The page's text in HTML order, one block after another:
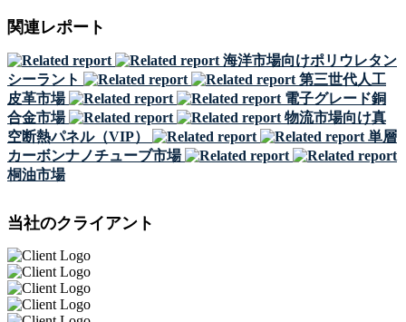
関連レポート
海洋市場向けポリウレタン
シーラント
第三世代人工
皮革市場
電子グレード銅
合金市場
物流市場向け真
空断熱パネル（VIP）
単層
カーボンナノチューブ市場
桐油市場
当社のクライアント